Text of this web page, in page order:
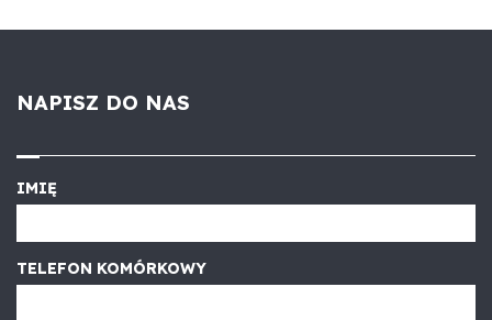
NAPISZ DO NAS
IMIĘ
TELEFON KOMÓRKOWY